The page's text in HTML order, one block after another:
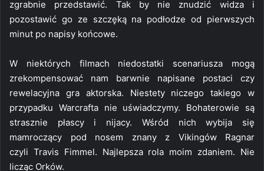
zgrabnie przedstawić. Tak by nie znudzić widza i
pozostawić go ze szczęką na podłodze od pierwszych
minut po napisy końcowe.
W niektórych filmach niedostatki scenariusza mogą
zrekompensować nam barwnie napisane postaci czy
rewelacyjna gra aktorska. Niestety niczego takiego w
przypadku Warcrafta nie uświadczymy. Bohaterowie są
strasznie płascy i nijacy. Wśród nich wybija się
mamroczący pod nosem znany z Vikingów Ragnar
czyli Travis Fimmel. Najlepsza rola moim zdaniem. Nie
licząc Orków.